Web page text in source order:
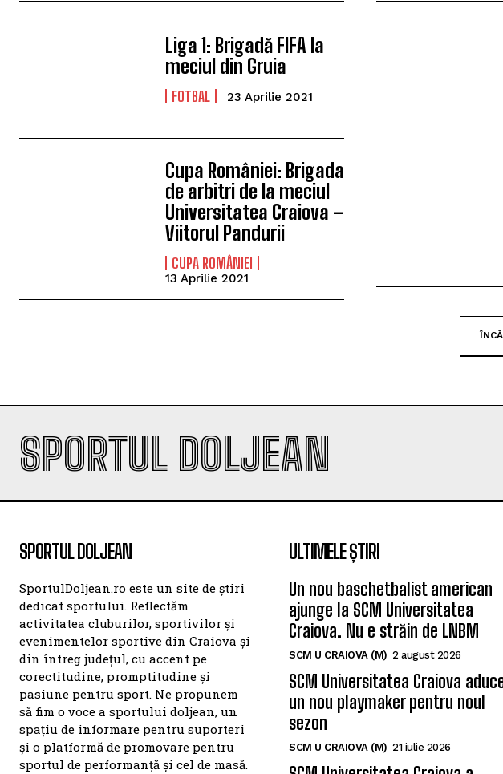
Liga 1: Brigadă FIFA la
meciul din Gruia
FOTBAL 23 Aprilie 2021
Cupa României: Brigada
de arbitri de la meciul
Universitatea Craiova –
Viitorul Pandurii
CUPA ROMÂNIEI
13 Aprilie 2021
SPORTUL DOLJEAN
SPORTUL DOLJEAN
SportulDoljean.ro este un site de știri
dedicat sportului. Reflectăm
activitatea cluburilor, sportivilor și
evenimentelor sportive din Craiova și
din întreg județul, cu accent pe
corectitudine, promptitudine și
pasiune pentru sport. Ne propunem
să fim o voce a sportului doljean, un
spațiu de informare pentru suporteri
și o platformă de promovare pentru
sportul de performanță și cel de masă.
ULTIMELE ȘTIRI
Un nou baschetbalist american
ajunge la SCM Universitatea
Craiova. Nu e străin de LNBM
SCM U CRAIOVA (M) 2 august 2026
SCM Universitatea Craiova
un nou playmaker pentru noul
sezon
SCM U CRAIOVA (M) 21 iulie 2026